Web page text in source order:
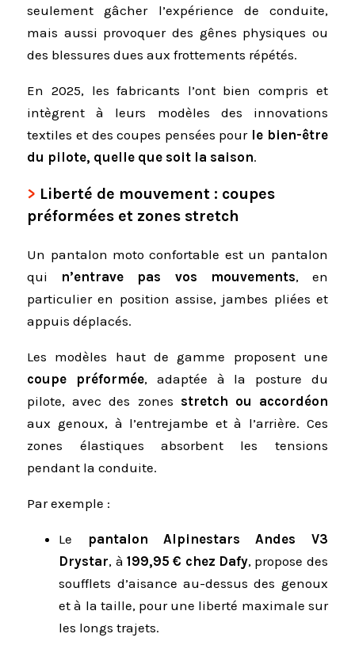
seulement gâcher l’expérience de conduite,
mais aussi provoquer des gênes physiques ou
des blessures dues aux frottements répétés.
En 2025, les fabricants l’ont bien compris et
intègrent à leurs modèles des innovations
textiles et des coupes pensées pour le bien-être
du pilote, quelle que soit la saison.
Liberté de mouvement : coupes
préformées et zones stretch
Un pantalon moto confortable est un pantalon
qui n’entrave pas vos mouvements, en
particulier en position assise, jambes pliées et
appuis déplacés.
Les modèles haut de gamme proposent une
coupe préformée, adaptée à la posture du
pilote, avec des zones stretch ou accordéon
aux genoux, à l’entrejambe et à l’arrière. Ces
zones élastiques absorbent les tensions
pendant la conduite.
Par exemple :
Le
pantalon Alpinestars Andes V3
Drystar, à 199,95 € chez Dafy, propose des
soufflets d’aisance au-dessus des genoux
et à la taille, pour une liberté maximale sur
les longs trajets.